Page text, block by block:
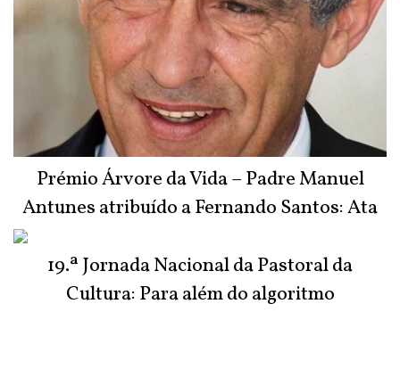
Prémio Árvore da Vida – Padre Manuel
Antunes atribuído a Fernando Santos: Ata
19.ª Jornada Nacional da Pastoral da
Cultura: Para além do algoritmo